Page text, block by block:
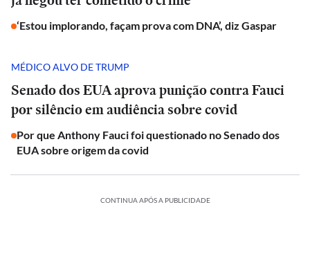
‘Estou implorando, façam prova com DNA’, diz Gaspar
MÉDICO ALVO DE TRUMP
Senado dos EUA aprova punição contra Fauci
por silêncio em audiência sobre covid
Por que Anthony Fauci foi questionado no Senado dos
EUA sobre origem da covid
CONTINUA APÓS A PUBLICIDADE